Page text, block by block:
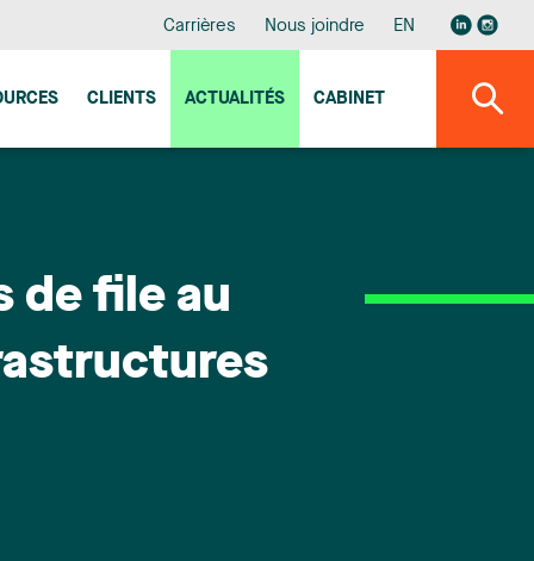
Carrières Nous joindre EN
CLIENTS ACTUALITÉS CABINET
de file au